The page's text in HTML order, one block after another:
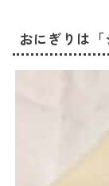
おにぎりは